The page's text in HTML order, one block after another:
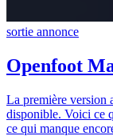
sortie annonce
Openfoot
La première version
disponible. Voici ce
ce qui manque